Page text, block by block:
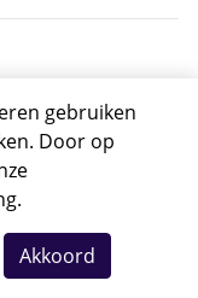
Deze reis nu boeken
gebruiken
Door op
.
Akkoord